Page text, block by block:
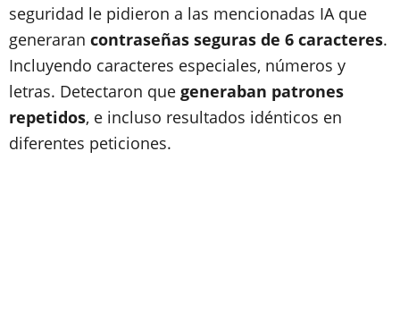
seguridad le pidieron a las mencionadas IA que
generaran contraseñas seguras de 6 caracteres.
Incluyendo caracteres especiales, números y
letras. Detectaron que generaban patrones
repetidos, e incluso resultados idénticos en
diferentes peticiones.